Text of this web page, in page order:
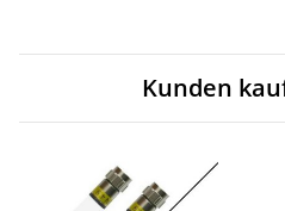
Kunden